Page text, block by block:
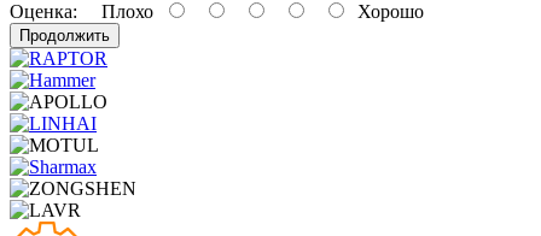
Оценка: Плохо Хорошо
Продолжить